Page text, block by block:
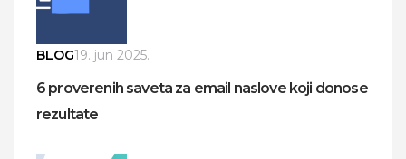
BLOG19. jun 2025.
6 proverenih saveta za email naslove koji donose
rezultate